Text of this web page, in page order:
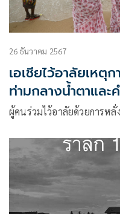
26 ธันวาคม 2567
เอเชียไว้อาลัยเห
ท่ามกลางน้ำตาและ
ผู้คนร่วมไว้อาลัยด้วยการห